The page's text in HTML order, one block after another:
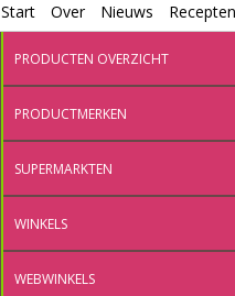
Start Over Nieuws Recepten
PRODUCTEN OVERZICHT
PRODUCTMERKEN
SUPERMARKTEN
WINKELS
WEBWINKELS